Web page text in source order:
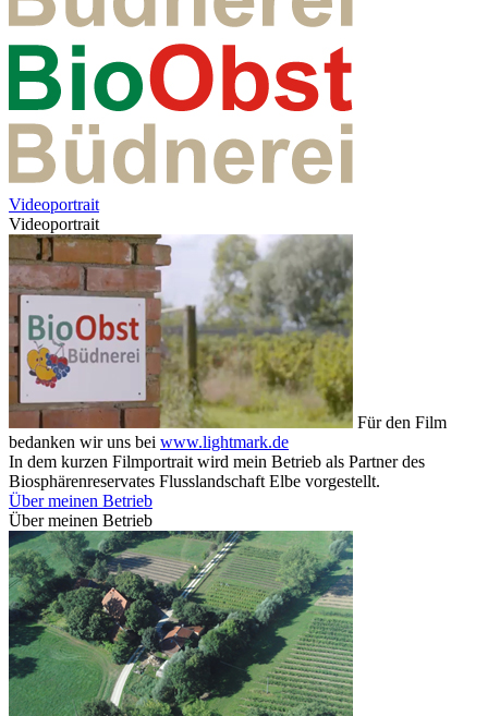
Videoportrait
Videoportrait
Für den Film
bedanken wir uns bei www.lightmark.de
In dem kurzen Filmportrait wird mein Betrieb als Partner des
Biosphärenreservates Flusslandschaft Elbe vorgestellt.
Über meinen Betrieb
Über meinen Betrieb